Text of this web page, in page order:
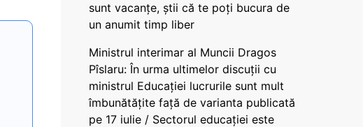
sunt vacanţe, știi că te poți bucura de
un anumit timp liber
Ministrul interimar al Muncii Dragos
Pîslaru: În urma ultimelor discuții cu
ministrul Educației lucrurile sunt mult
îmbunătățite față de varianta publicată
pe 17 iulie / Sectorul educației este